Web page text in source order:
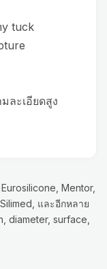
tuck
ละเอียดสูง
Mentor,
และอีกหลาย
diameter, surface,